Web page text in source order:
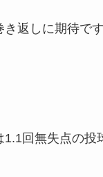
返しに期待です
回無失点の投